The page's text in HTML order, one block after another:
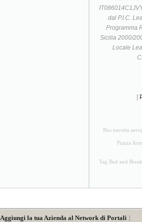
dal P.I.C.
Programma
Sicilia 2000/
Locale
[
Bus navetta
Piazza
Tag Bed and
Aggiungi la tua Azienda al Network di Portali ]